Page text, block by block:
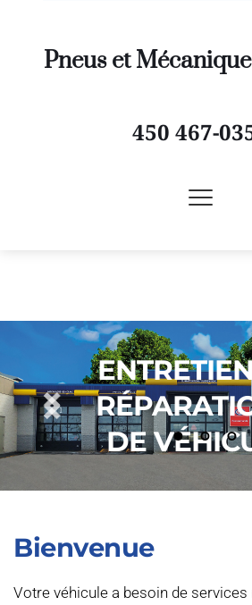
Pneus et
450 467-
Merci beaucoup
à tous nos clients !
Bienvenue
Votre véhicule a besoin de